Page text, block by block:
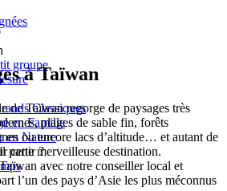
groupe
Classiques
en Famille
en Nature
partir ?
à Taïwan
de Taïwan regorge de paysages très
plages de sable fin, forêts
ou encore lacs d’altitude… et autant de
cette merveilleuse destination.
avec notre conseiller local et
l’un des pays d’Asie les plus méconnus